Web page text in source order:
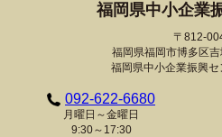
福岡県中小企業
〒812-
福岡県福岡市博多区
福岡県中小企業振興
092-622-6680
月曜日～金曜日
9:30～17:30